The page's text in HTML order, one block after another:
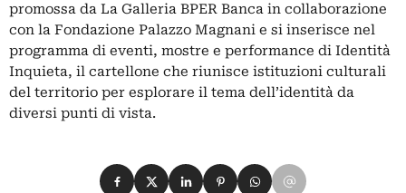
promossa da La Galleria BPER Banca in collaborazione
con la Fondazione Palazzo Magnani e si inserisce nel
programma di eventi, mostre e performance di Identità
Inquieta, il cartellone che riunisce istituzioni culturali
del territorio per esplorare il tema dell’identità da
diversi punti di vista.
Condividi su Facebook
Condividi su X
Condividi su LinkedIn
Condividi su Pinterest
Condividi su WhatsApp
Condividi su Email